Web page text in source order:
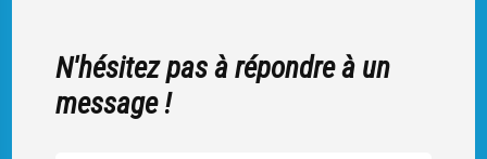
N'hésitez pas à répondre à un
message !